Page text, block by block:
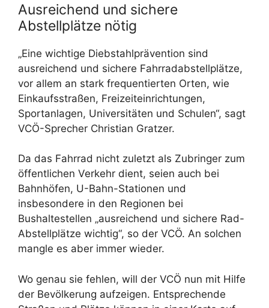
Ausreichend und sichere
Abstellplätze nötig
„Eine wichtige Diebstahlprävention sind
ausreichend und sichere Fahrradabstellplätze,
vor allem an stark frequentierten Orten, wie
Einkaufsstraßen, Freizeiteinrichtungen,
Sportanlagen, Universitäten und Schulen“, sagt
VCÖ-Sprecher Christian Gratzer.
Da das Fahrrad nicht zuletzt als Zubringer zum
öffentlichen Verkehr dient, seien auch bei
Bahnhöfen, U-Bahn-Stationen und
insbesondere in den Regionen bei
Bushaltestellen „ausreichend und sichere Rad-
Abstellplätze wichtig“, so der VCÖ. An solchen
mangle es aber immer wieder.
Wo genau sie fehlen, will der VCÖ nun mit Hilfe
der Bevölkerung aufzeigen. Entsprechende